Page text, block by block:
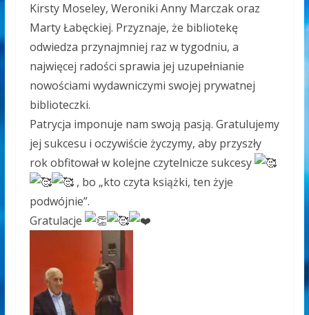
Kirsty Moseley, Weroniki Anny Marczak oraz
Marty Łabęckiej. Przyznaje, że bibliotekę
odwiedza przynajmniej raz w tygodniu, a
najwięcej radości sprawia jej uzupełnianie
nowościami wydawniczymi swojej prywatnej
biblioteczki.
Patrycja imponuje nam swoją pasją. Gratulujemy
jej sukcesu i oczywiście życzymy, aby przyszły
rok obfitował w kolejne czytelnicze sukcesy
, bo „kto czyta książki, ten żyje
podwójnie”.
Gratulacje